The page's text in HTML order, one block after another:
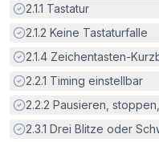
Erfüllt:
2.1.1 Tastatur
Erfüllt:
2.1.2 Keine Tastaturfalle
Erfüllt:
2.1.4 Zeichentasten-
Erfüllt:
2.2.1 Timing einstellbar
Erfüllt:
2.2.2 Pausieren,
Erfüllt:
2.3.1 Drei Blitze oder